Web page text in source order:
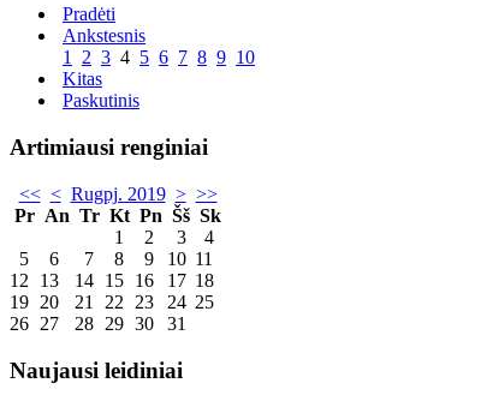
Pradėti
Ankstesnis
1 2 3 4 5 6 7 8 9 10
Kitas
Paskutinis
Artimiausi renginiai
<< < Rugpj. 2019 > >>
Pr An Tr Kt Pn Šš Sk
1
2 3
4
5
6 7 8 9 10 11
12
13 14 15 16 17 18
19 20 21 22 23 24 25
26 27 28 29 30 31
Naujausi leidiniai